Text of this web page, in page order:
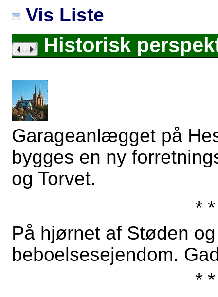
Vis Liste
Historisk
Garageanlægget på
bygges en ny
og Torvet.
*
På hjørnet af Støden
beboelsesejendom.
*